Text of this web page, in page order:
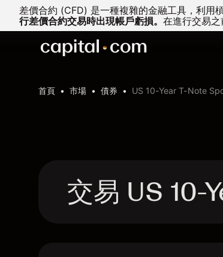
差價合約 (CFD) 是一種複雜的金融工具，利用
行差價合約交易時出現帳戶虧損。 在進行交易
首頁 市場 債券 US 10-Year T-Note
交易 US 10-